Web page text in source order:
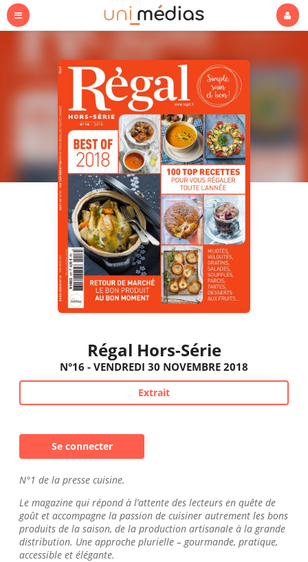
Régal Hors-Série
N°16 - VENDREDI 30 NOVEMBRE 2018
Extrait
Se connecter
N°1 de la presse cuisine.
Le magazine qui répond à l’attente des lecteurs en quête de
goût et accompagne la passion de cuisiner autrement les bons
produits de la saison, de la production artisanale à la grande
distribution. Une approche plurielle – gourmande, pratique,
accessible et élégante.